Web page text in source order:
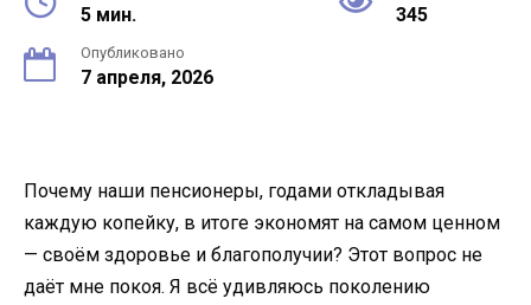
5 мин. 345
Опубликовано
7 апреля, 2026
Почему наши пенсионеры, годами откладывая
каждую копейку, в итоге экономят на самом ценном
— своём здоровье и благополучии? Этот вопрос не
даёт мне покоя. Я всё удивляюсь поколению